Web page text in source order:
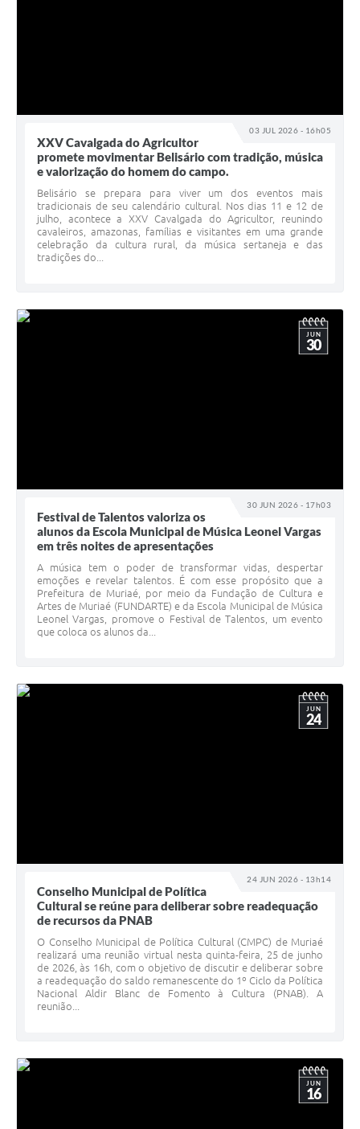
03 JUL 2026 - 16h05
XXV Cavalgada do Agricultor
promete movimentar Belisário com tradição, música
e valorização do homem do campo.
Belisário se prepara para viver um dos eventos mais
tradicionais de seu calendário cultural. Nos dias 11 e 12 de
julho, acontece a XXV Cavalgada do Agricultor, reunindo
cavaleiros, amazonas, famílias e visitantes em uma grande
celebração da cultura rural, da música sertaneja e das
tradições do...
30 JUN 2026 - 17h03
JUN
30
Festival de Talentos valoriza os
alunos da Escola Municipal de Música Leonel Vargas
em três noites de apresentações
A música tem o poder de transformar vidas, despertar
emoções e revelar talentos. É com esse propósito que a
Prefeitura de Muriaé, por meio da Fundação de Cultura e
Artes de Muriaé (FUNDARTE) e da Escola Municipal de Música
Leonel Vargas, promove o Festival de Talentos, um evento
que coloca os alunos da...
24 JUN 2026 - 13h14
JUN
24
Conselho Municipal de Política
Cultural se reúne para deliberar sobre readequação
de recursos da PNAB
O Conselho Municipal de Política Cultural (CMPC) de Muriaé
realizará uma reunião virtual nesta quinta-feira, 25 de junho
de 2026, às 16h, com o objetivo de discutir e deliberar sobre
a readequação do saldo remanescente do 1º Ciclo da Política
Nacional Aldir Blanc de Fomento à Cultura (PNAB). A
reunião...
JUN
16